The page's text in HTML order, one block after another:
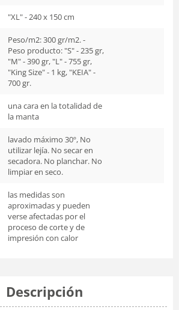
"XL" - 240 x 150 cm
Peso/m2: 300 gr/m2. -
Peso producto: "S" - 235 gr,
"M" - 390 gr, "L" - 755 gr,
"King Size" - 1 kg, "KEIA" -
700 gr.
una cara en la totalidad de
la manta
lavado máximo 30º, No
utilizar lejía. No secar en
secadora. No planchar. No
limpiar en seco.
las medidas son
aproximadas y pueden
verse afectadas por el
proceso de corte y de
impresión con calor
Descripción